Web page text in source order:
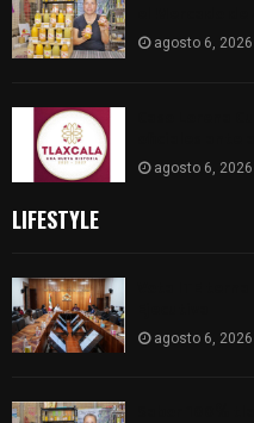
agosto 6, 2026
agosto 6, 2026
LIFESTYLE
agosto 6, 2026